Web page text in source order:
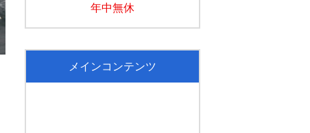
年中無休
メインコンテンツ